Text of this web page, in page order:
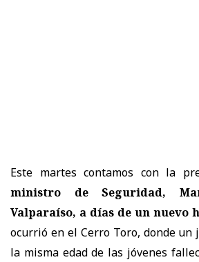
Este martes contamos con la
ministro de Seguridad,
Valparaíso, a días de un nuevo
ocurrió en el Cerro Toro, donde un
la misma edad de las jóvenes